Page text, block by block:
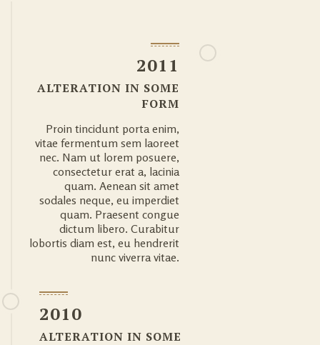
2011
ALTERATION IN SOME
FORM
Proin tincidunt porta enim,
vitae fermentum sem laoreet
nec. Nam ut lorem posuere,
consectetur erat a, lacinia
quam. Aenean sit amet
sodales neque, eu imperdiet
quam. Praesent congue
dictum libero. Curabitur
lobortis diam est, eu hendrerit
nunc viverra vitae.
2010
ALTERATION IN SOME